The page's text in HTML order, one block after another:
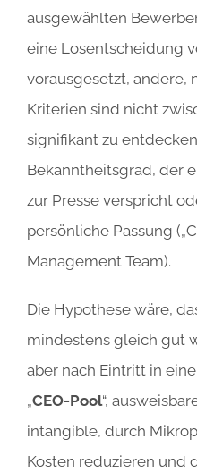
ausgewählten
eine Losentscheidung
vorausgesetzt, andere,
Kriterien sind nicht
signifikant zu
Bekanntheitsgrad, der
zur Presse verspricht
persönliche Passung
Management Team).
Die Hypothese wäre,
mindestens gleich gut
aber nach Eintritt in
„CEO-Pool“,
intangible, durch
Kosten reduzieren und